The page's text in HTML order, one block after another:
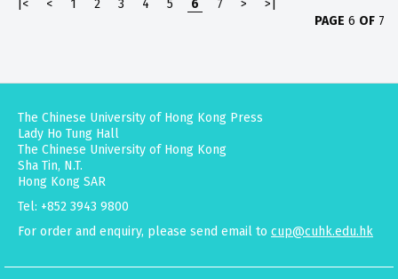
|< < 1 2 3 4 5 6 7 >
>|
PAGE 6 OF 7
The Chinese University of Hong Kong Press
Lady Ho Tung Hall
The Chinese University of Hong Kong
Sha Tin, N.T.
Hong Kong SAR
Tel: +852 3943 9800
For order and enquiry, please send email to cup@cuhk.edu.hk